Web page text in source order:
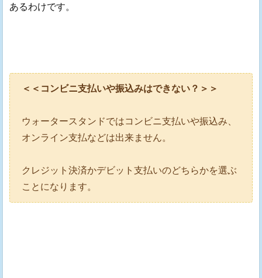
あるわけです。
＜＜コンビニ支払いや振込みはできない？＞＞
ウォータースタンドではコンビニ支払いや振込み、
オンライン支払などは出来ません。
クレジット決済かデビット支払いのどちらかを選ぶ
ことになります。